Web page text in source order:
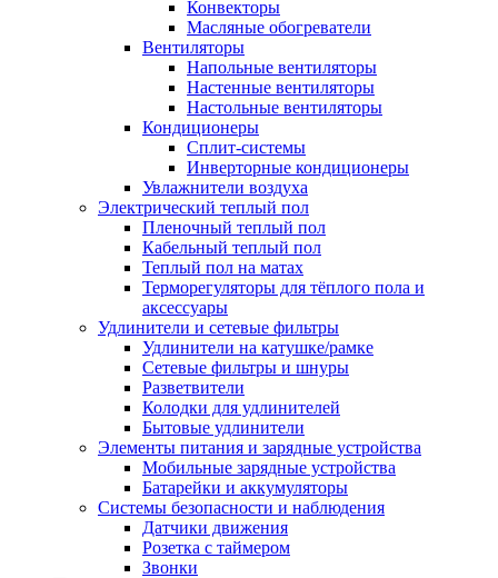
Конвекторы
Масляные обогреватели
Вентиляторы
Напольные вентиляторы
Настенные вентиляторы
Настольные вентиляторы
Кондиционеры
Сплит-системы
Инверторные кондиционеры
Увлажнители воздуха
Электрический теплый пол
Пленочный теплый пол
Кабельный теплый пол
Теплый пол на матах
Терморегуляторы для тёплого пола и
аксессуары
Удлинители и сетевые фильтры
Удлинители на катушке/рамке
Сетевые фильтры и шнуры
Разветвители
Колодки для удлинителей
Бытовые удлинители
Элементы питания и зарядные устройства
Мобильные зарядные устройства
Батарейки и аккумуляторы
Системы безопасности и наблюдения
Датчики движения
Розетка с таймером
Звонки